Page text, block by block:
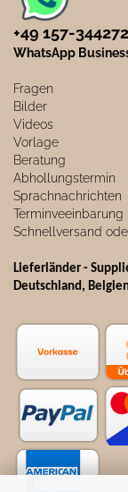
+49 157-
WhatsApp
Fragen
Bilder
Videos
Vorlage
Beratung
Abhollungstermin
Sprachnachrichten
Terminveeinbarung
Schnellversand
Lieferländer -
Deutschland,